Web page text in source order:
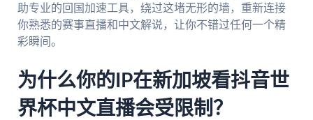
助专业的回国加速工具，绕过这堵无形的墙，重新连接
你熟悉的赛事直播和中文解说，让你不错过任何一个精
彩瞬间。
为什么你的IP在新加坡看抖音世
界杯中文直播会受限制？